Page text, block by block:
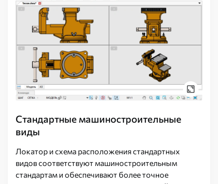
Стандартные машиностроительные
виды
Локатор и схема расположения стандартных
видов соответствуют машиностроительным
стандартам и обеспечивают более точное